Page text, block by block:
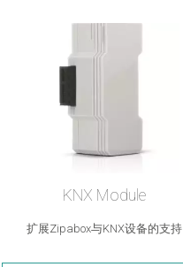
KNX Module
扩展Zipabox与KNX设备的支持